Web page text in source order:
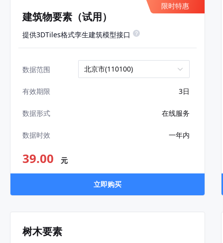
建筑物要素（试用）
限时特惠
提供3DTiles格式孪生建筑模型接口
数据范围 北京市(110100)
有效期限 3日
数据形式 在线服务
数据时效 一年内
39.00 元
立即购买
树木要素